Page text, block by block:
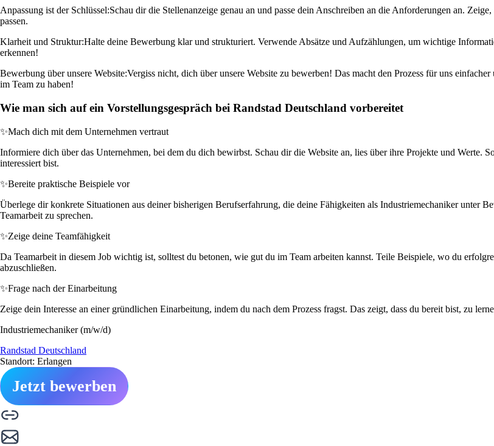
Anpassung ist der Schlüssel:Schau dir die Stellenanzeige genau an und passe dein Anschreiben an die Anforderungen an.
passen.
Klarheit und Struktur:Halte deine Bewerbung klar und strukturiert. Verwende Absätze und Aufzählungen, um wichtige
erkennen!
Bewerbung über unsere Website:Vergiss nicht, dich über unsere Website zu bewerben! Das macht den Prozess für uns
im Team zu haben!
Wie man sich auf ein Vorstellungsgespräch bei Randstad Deutschland vorbereitet
✨Mach dich mit dem Unternehmen vertraut
Informiere dich über das Unternehmen, bei dem du dich bewirbst. Schau dir die Website an, lies über ihre Projekte und Werte.
interessiert bist.
✨Bereite praktische Beispiele vor
Überlege dir konkrete Situationen aus deiner bisherigen Berufserfahrung, die deine Fähigkeiten als Industriemechaniker unter
Teamarbeit zu sprechen.
✨Zeige deine Teamfähigkeit
Da Teamarbeit in diesem Job wichtig ist, solltest du betonen, wie gut du im Team arbeiten kannst. Teile Beispiele, wo du
abzuschließen.
✨Frage nach der Einarbeitung
Zeige dein Interesse an einer gründlichen Einarbeitung, indem du nach dem Prozess fragst. Das zeigt, dass du bereit bist, zu
Industriemechaniker (m/w/d)
Randstad Deutschland
Standort: Erlangen
Jetzt bewerben